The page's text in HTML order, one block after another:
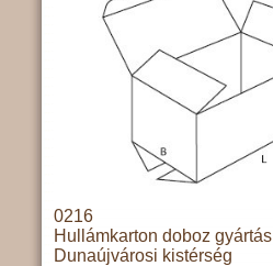
0216
Hullámkarton doboz gyártás
Dunaújvárosi kistérség